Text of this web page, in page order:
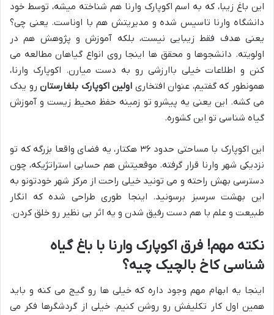
این باغ زیبا، که به اسم اکوپارک وارنا هم شناخته میشه، توسط خود
دانشگاه وارنا تاسیس شده و مدیریتش هم با اوناست. یعنی چی؟
یعنی هدف فقط زیبایی نیست، بلکه آموزش و پژوهش هم در
اولویته. دانشجوها و محقق ها اینجا روی انواع گیاهان مطالعه می
کنن و اطلاعات خیلی باارزشی رو به دست میارن. اکوپارک وارنا،
همونطور که گفتیم، عنوان افتخاری اولین اکوپارک بلغارستانرو یدک
می کشه. این یعنی یه پیشرو تو زمینه حفظ محیط زیست و آموزش
گیاه شناسی تو این کشوره.
این اکوپارک با مساحتی حدود ۳۶ هکتار، یه فضای واقعا بزرگه که تو
نزدیکی شهر وارنا قرار گرفته. موقعیتش هم حسابی استراتژیکه، چون
دسترسی بهش راحته و می تونید خیلی راحت از مرکز شهر خودتونو به
این بهشت سرسبز برسونید. اینجا طوری طراحی شده که انگار
طبیعت و علم با هم دست رفیق شدن و یه اثر بی نظیر رو خلق کردن.
نکته مهم! فرق اکوپارک وارنا با باغ گیاه
شناسی کاخ بالچیک چیه؟
اینجا یه ابهام مهم وجود داره که خیلی ها رو گیج می کنه و باید
همین اول کار تکلیفش رو روشن کنیم. خیلی از گردشگرها فکر می